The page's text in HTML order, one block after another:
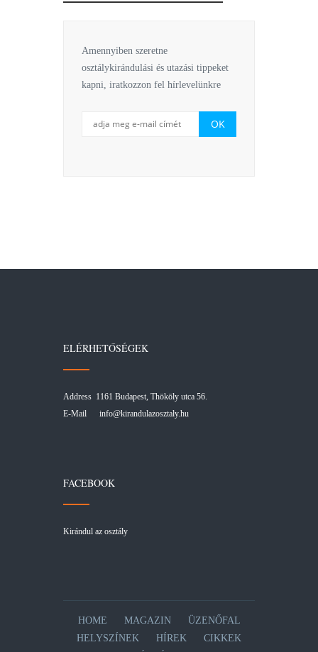
Amennyiben szeretne
osztálykirándulási és utazási tippeket
kapni, iratkozzon fel hírlevelünkre
ELÉRHETŐSÉGEK
Address 1161 Budapest, Thököly utca 56.
E-Mail info@kirandulazosztaly.hu
FACEBOOK
Kirándul az osztály
HOME MAGAZIN
ÜZENŐFAL
HELYSZÍNEK
HÍREK
CIKKEK